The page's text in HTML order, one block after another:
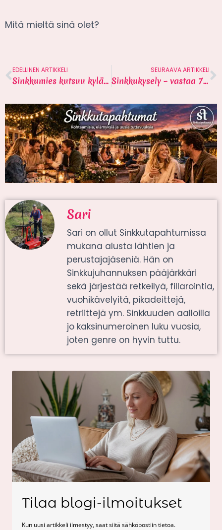
Mitä mieltä sinä olet?
EDELLINEN ARTIKKELI
Sinkkumies kutsuu kylään – 10 huomioitavaa kohtaa
SEURAAVA ARTIKKELI
Sinkkukysely – vastaa 7 kysymyksen
Sari
Sari on ollut Sinkkutapahtumissa
mukana alusta lähtien ja
perustajajäseniä. Hän on
Sinkkujuhannuksen pääjärkkäri
sekä järjestää retkeilyä, fillarointia,
vuohikävelyitä, pikadeittejä,
retriittejä ym. Sinkkuuden aalloilla
jo kaksinumeroinen luku vuosia,
joten genre on hyvin tuttu.
Tilaa blogi-ilmoitukset
Kun uusi artikkeli ilmestyy, saat siitä sähköpostiin tietoa.